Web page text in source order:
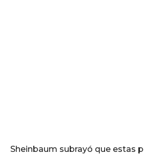
Sheinbaum subrayó que estas